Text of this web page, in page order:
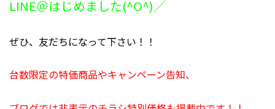
LINE＠はじめました(^O^)／
ぜひ、友だちになって下さい！！
台数限定の特価商品やキャンペーン告知、